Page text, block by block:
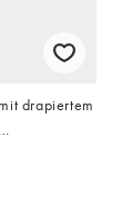
drapiertem